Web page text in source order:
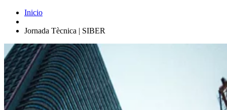
Inicio
Jornada Tècnica | SIBER